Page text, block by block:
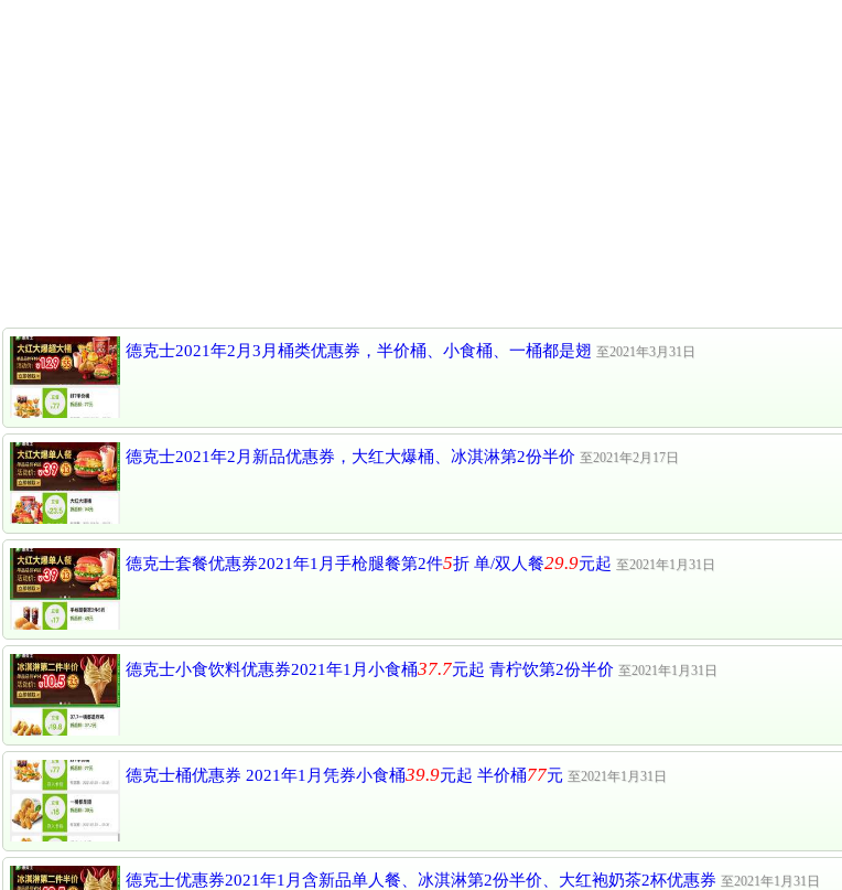
德克士2021年2月3月桶类优惠券，半价桶、小食桶、一桶都是翅 至2021年3月31日
德克士2021年2月新品优惠券，大红大爆桶、冰淇淋第2份半价 至2021年2月17日
德克士套餐优惠券2021年1月手枪腿餐第2件5折 单/双人餐29.9元起 至2021年1月31日
德克士小食饮料优惠券2021年1月小食桶37.7元起 青柠饮第2份半价 至2021年1月31日
德克士桶优惠券 2021年1月凭券小食桶39.9元起 半价桶77元 至2021年1月31日
德克士优惠券2021年1月含新品单人餐、冰淇淋第2份半价、大红袍奶茶2杯优惠券 至2021年1月31日